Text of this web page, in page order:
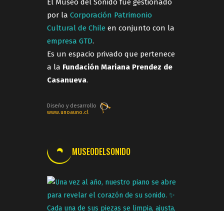
El Museo del Sonido fue gestionado
por la Corporación Patrimonio
Cultural de Chile en conjunto con la
empresa GTD.
Es un espacio privado que pertenece
a la Fundación Mariana Prendez de
Casanueva.
Diseño y desarrollo
www.unoauno.cl
MUSEODELSONIDO